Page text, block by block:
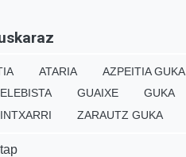
ATARIA AZPEITIA GUKA
GUAIXE GUKA
ZARAUTZ GUKA